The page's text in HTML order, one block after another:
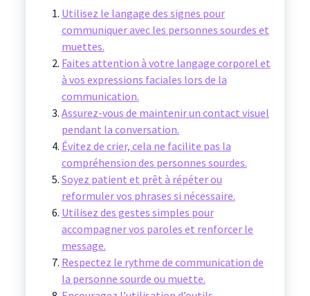
Utilisez le langage des signes pour
communiquer avec les personnes sourdes et
muettes.
Faites attention à votre langage corporel et
à vos expressions faciales lors de la
communication.
Assurez-vous de maintenir un contact visuel
pendant la conversation.
Évitez de crier, cela ne facilite pas la
compréhension des personnes sourdes.
Soyez patient et prêt à répéter ou
reformuler vos phrases si nécessaire.
Utilisez des gestes simples pour
accompagner vos paroles et renforcer le
message.
Respectez le rythme de communication de
la personne sourde ou muette.